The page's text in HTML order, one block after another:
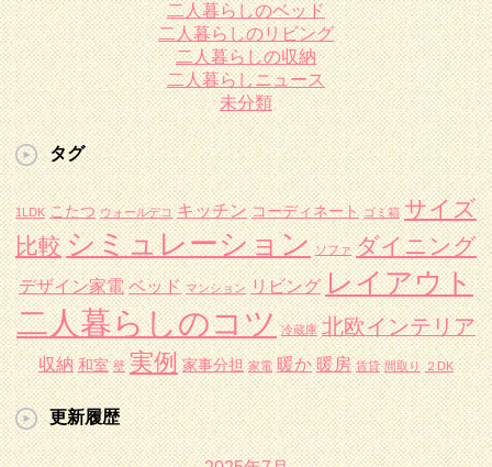
二人暮らしのベッド
二人暮らしのリビング
二人暮らしの収納
二人暮らしニュース
未分類
タグ
1LDK こたつ ウォールデコ キッチン コーディネート ゴミ箱 サイズ
比較シミュレーション ソファ ダイニング
デザイン家電 ベッド マンション リビング レイアウト
二人暮らしのコツ 冷蔵庫 北欧インテリア
収納 和室 壁 実例 家事分担 家電 暖か 暖房 賃貸 間取り ２DK
更新履歴